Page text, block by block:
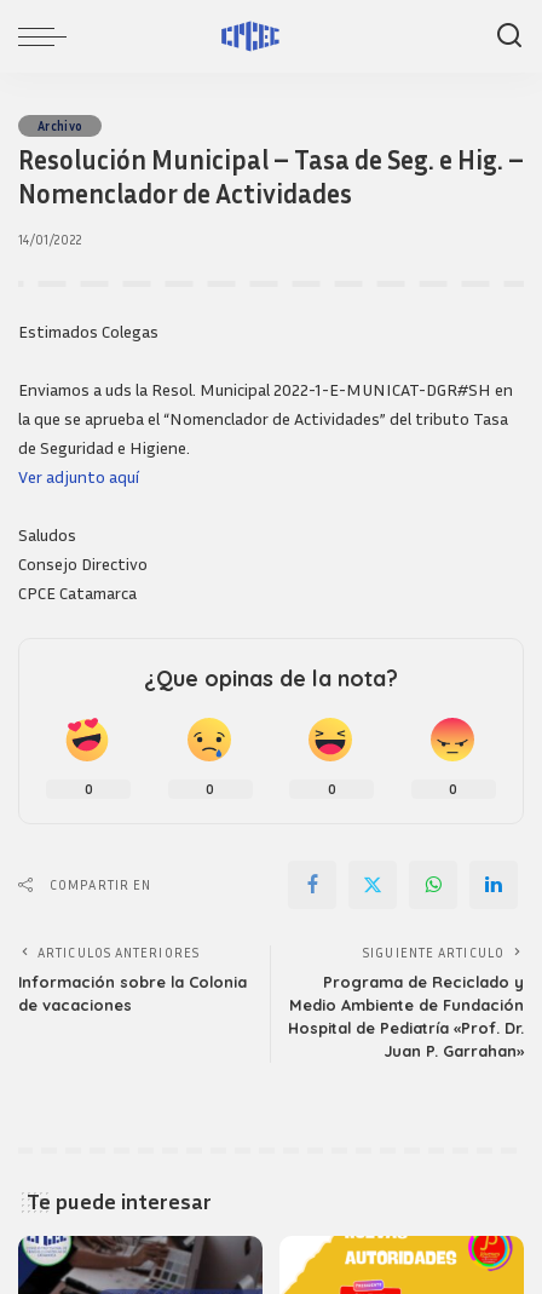
Archivo
Resolución Municipal – Tasa de Seg. e Hig. –
Nomenclador de Actividades
14/01/2022
Estimados Colegas
Enviamos a uds la Resol. Municipal 2022-1-E-MUNICAT-DGR#SH en
la que se aprueba el “Nomenclador de Actividades” del tributo Tasa
de Seguridad e Higiene.
Ver adjunto aquí
Saludos
Consejo Directivo
CPCE Catamarca
¿Que opinas de la nota?
0 0 0 0
COMPARTIR EN
ARTICULOS ANTERIORES
Información sobre la Colonia
de vacaciones
SIGUIENTE ARTICULO
Programa de Reciclado y
Medio Ambiente de Fundación
Hospital de Pediatría «Prof. Dr.
Juan P. Garrahan»
Te puede interesar